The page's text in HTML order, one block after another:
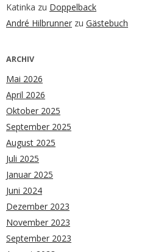
Katinka zu Doppelback
André Hilbrunner zu Gästebuch
ARCHIV
Mai 2026
April 2026
Oktober 2025
September 2025
August 2025
Juli 2025
Januar 2025
Juni 2024
Dezember 2023
November 2023
September 2023